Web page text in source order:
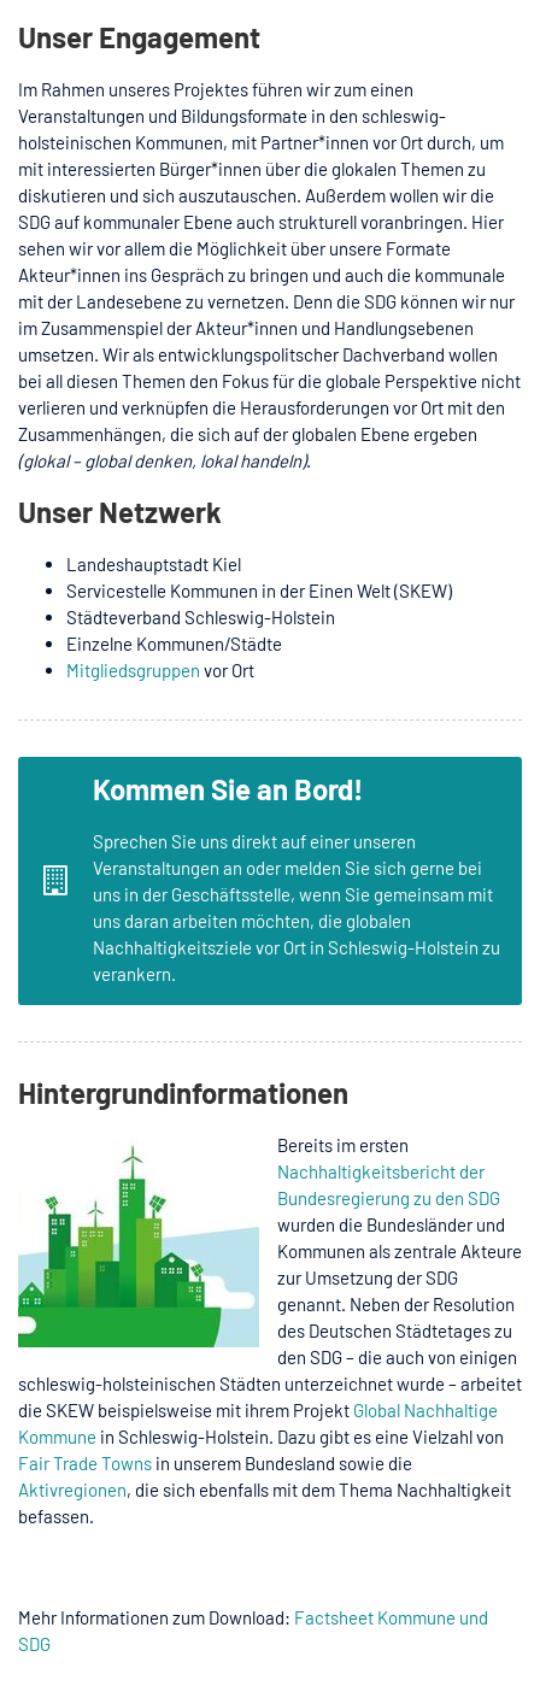
Unser Engagement
Im Rahmen unseres Projektes führen wir zum einen
Veranstaltungen und Bildungsformate in den schleswig-
holsteinischen Kommunen, mit Partner*innen vor Ort durch, um
mit interessierten Bürger*innen über die glokalen Themen zu
diskutieren und sich auszutauschen. Außerdem wollen wir die
SDG auf kommunaler Ebene auch strukturell voranbringen. Hier
sehen wir vor allem die Möglichkeit über unsere Formate
Akteur*innen ins Gespräch zu bringen und auch die kommunale
mit der Landesebene zu vernetzen. Denn die SDG können wir nur
im Zusammenspiel der Akteur*innen und Handlungsebenen
umsetzen. Wir als entwicklungspolitscher Dachverband wollen
bei all diesen Themen den Fokus für die globale Perspektive nicht
verlieren und verknüpfen die Herausforderungen vor Ort mit den
Zusammenhängen, die sich auf der globalen Ebene ergeben
(glokal – global denken, lokal handeln).
Unser Netzwerk
Landeshauptstadt Kiel
Servicestelle Kommunen in der Einen Welt (SKEW)
Städteverband Schleswig-Holstein
Einzelne Kommunen/Städte
Mitgliedsgruppen vor Ort
Kommen Sie an Bord!
Sprechen Sie uns direkt auf einer unseren
Veranstaltungen an oder melden Sie sich gerne bei
uns in der Geschäftsstelle, wenn Sie gemeinsam mit
uns daran arbeiten möchten, die globalen
Nachhaltigkeitsziele vor Ort in Schleswig-Holstein zu
verankern.
Hintergrundinformationen
Bereits im ersten
Nachhaltigkeitsbericht der
Bundesregierung zu den SDG
wurden die Bundesländer und
Kommunen als zentrale Akteure
zur Umsetzung der SDG
genannt. Neben der Resolution
des Deutschen Städtetages zu
den SDG – die auch von einigen
schleswig-holsteinischen Städten unterzeichnet wurde – arbeitet
die SKEW beispielsweise mit ihrem Projekt Global Nachhaltige
Kommune in Schleswig-Holstein. Dazu gibt es eine Vielzahl von
Fair Trade Towns in unserem Bundesland sowie die
Aktivregionen, die sich ebenfalls mit dem Thema Nachhaltigkeit
befassen.
Mehr Informationen zum Download: Factsheet Kommune und
SDG